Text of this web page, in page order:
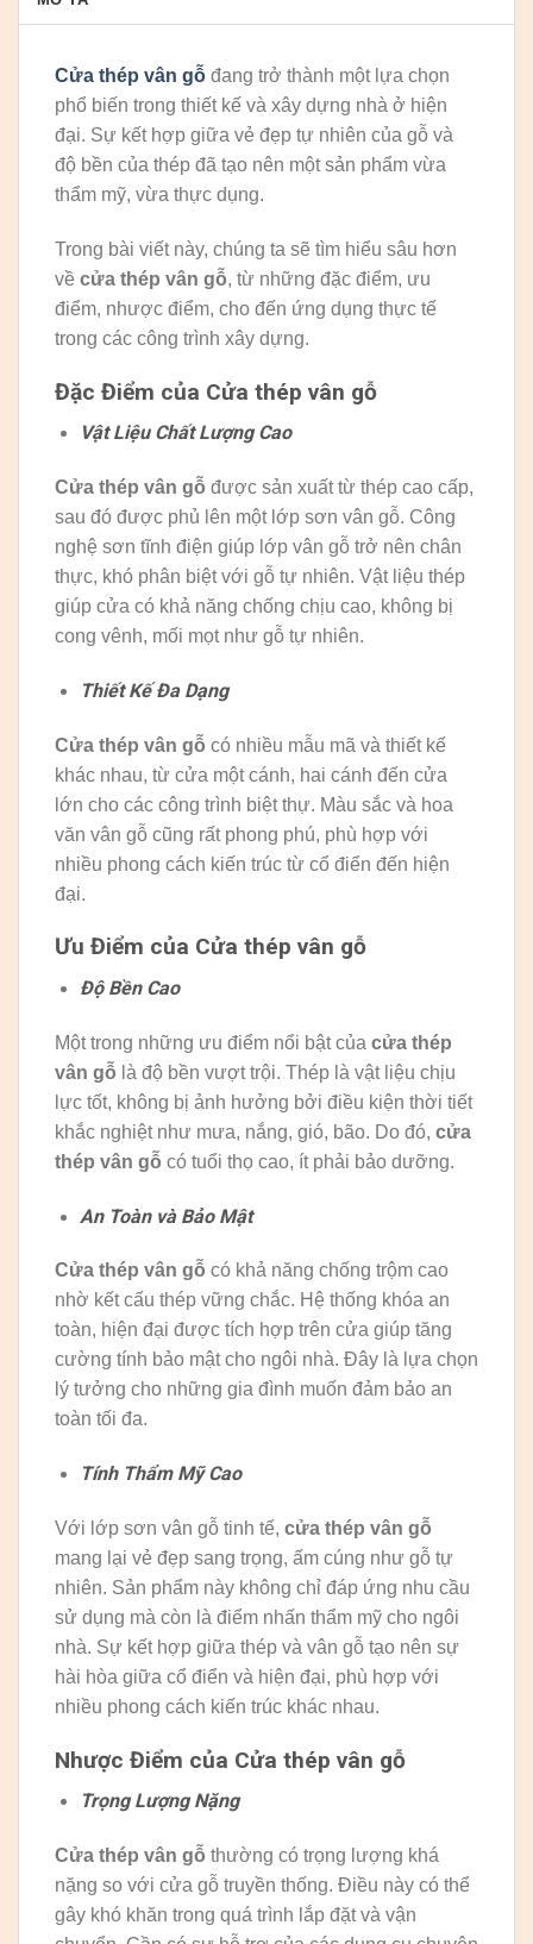
Cửa thép vân gỗ đang trở thành một lựa chọn
phổ biến trong thiết kế và xây dựng nhà ở hiện
đại. Sự kết hợp giữa vẻ đẹp tự nhiên của gỗ và
độ bền của thép đã tạo nên một sản phẩm vừa
thẩm mỹ, vừa thực dụng.
Trong bài viết này, chúng ta sẽ tìm hiểu sâu hơn
về cửa thép vân gỗ, từ những đặc điểm, ưu
điểm, nhược điểm, cho đến ứng dụng thực tế
trong các công trình xây dựng.
Đặc Điểm của Cửa thép vân gỗ
Vật Liệu Chất Lượng Cao
Cửa thép vân gỗ được sản xuất từ thép cao cấp,
sau đó được phủ lên một lớp sơn vân gỗ. Công
nghệ sơn tĩnh điện giúp lớp vân gỗ trở nên chân
thực, khó phân biệt với gỗ tự nhiên. Vật liệu thép
giúp cửa có khả năng chống chịu cao, không bị
cong vênh, mối mọt như gỗ tự nhiên.
Thiết Kế Đa Dạng
Cửa thép vân gỗ có nhiều mẫu mã và thiết kế
khác nhau, từ cửa một cánh, hai cánh đến cửa
lớn cho các công trình biệt thự. Màu sắc và hoa
văn vân gỗ cũng rất phong phú, phù hợp với
nhiều phong cách kiến trúc từ cổ điển đến hiện
đại.
Ưu Điểm của Cửa thép vân gỗ
Độ Bền Cao
Một trong những ưu điểm nổi bật của cửa thép
vân gỗ là độ bền vượt trội. Thép là vật liệu chịu
lực tốt, không bị ảnh hưởng bởi điều kiện thời tiết
khắc nghiệt như mưa, nắng, gió, bão. Do đó, cửa
thép vân gỗ có tuổi thọ cao, ít phải bảo dưỡng.
An Toàn và Bảo Mật
Cửa thép vân gỗ có khả năng chống trộm cao
nhờ kết cấu thép vững chắc. Hệ thống khóa an
toàn, hiện đại được tích hợp trên cửa giúp tăng
cường tính bảo mật cho ngôi nhà. Đây là lựa chọn
lý tưởng cho những gia đình muốn đảm bảo an
toàn tối đa.
Tính Thẩm Mỹ Cao
Với lớp sơn vân gỗ tinh tế, cửa thép vân gỗ
mang lại vẻ đẹp sang trọng, ấm cúng như gỗ tự
nhiên. Sản phẩm này không chỉ đáp ứng nhu cầu
sử dụng mà còn là điểm nhấn thẩm mỹ cho ngôi
nhà. Sự kết hợp giữa thép và vân gỗ tạo nên sự
hài hòa giữa cổ điển và hiện đại, phù hợp với
nhiều phong cách kiến trúc khác nhau.
Nhược Điểm của Cửa thép vân gỗ
Trọng Lượng Nặng
Cửa thép vân gỗ thường có trọng lượng khá
nặng so với cửa gỗ truyền thống. Điều này có thể
gây khó khăn trong quá trình lắp đặt và vận